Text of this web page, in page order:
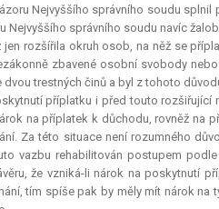
Nejvyššího správního soudu
Nejvyššího správního soudu navíc
jen rozšířila okruh osob, na něž se
zbavené osobní svobody
trestných činů a byl z tohoto
příplatku i před touto
na příplatek k důchodu, rovněž na
Za této situace není rozumného
vazbu rehabilitován postupem
že vzniká-li nárok na poskytnutí
tím spíše pak by měly mít nárok